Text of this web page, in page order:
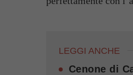
LEGGI ANCHE
Cenone di